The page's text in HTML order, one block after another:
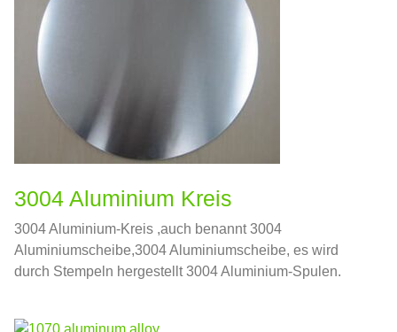
3004 Aluminium Kreis
3004 Aluminium-Kreis ,auch benannt 3004
Aluminiumscheibe,3004 Aluminiumscheibe, es wird
durch Stempeln hergestellt 3004 Aluminium-Spulen.